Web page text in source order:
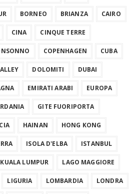
BORNEO BRIANZA CAIRO
CINA CINQUE TERRE
COPENHAGEN CUBA
DOLOMITI DUBAI
EMIRATI ARABI EUROPA
GITE FUORIPORTA
HAINAN HONG KONG
ISOLA D'ELBA ISTANBUL
KUALA LUMPUR LAGO MAGGIORE
LIGURIA LOMBARDIA LONDRA